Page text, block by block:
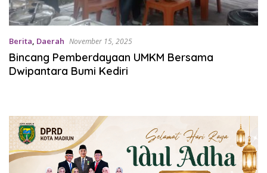
Berita, Daerah November 15, 2025
Bincang Pemberdayaan UMKM Bersama
Dwipantara Bumi Kediri